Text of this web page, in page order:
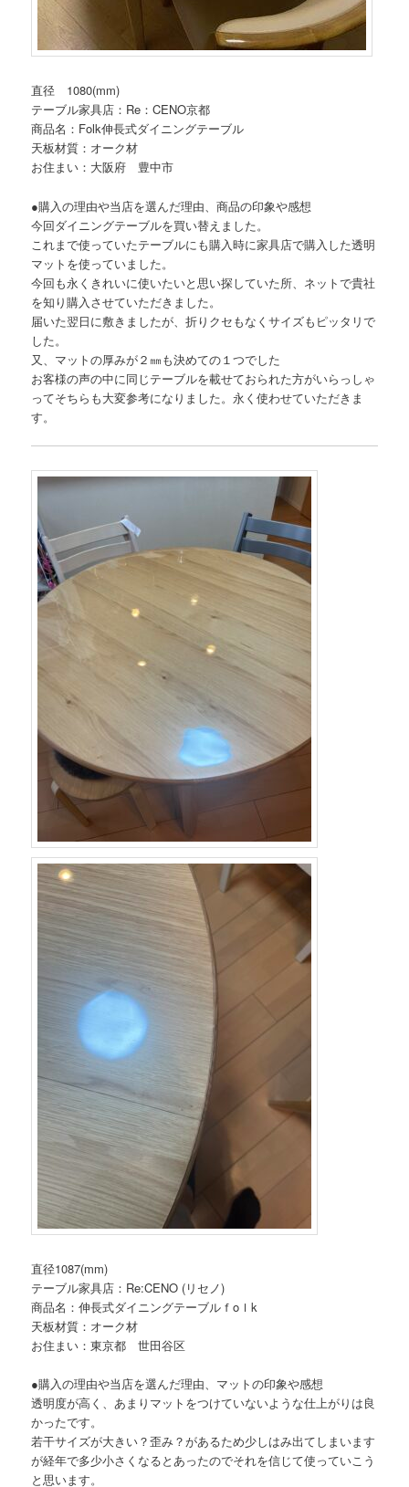
直径 1080(mm)
テーブル家具店：Re：CENO京都
商品名：Folk伸長式ダイニングテーブル
天板材質：オーク材
お住まい：大阪府 豊中市
●購入の理由や当店を選んだ理由、商品の印象や感想
今回ダイニングテーブルを買い替えました。
これまで使っていたテーブルにも購入時に家具店で購入した透明
マットを使っていました。
今回も永くきれいに使いたいと思い探していた所、ネットで貴社
を知り購入させていただきました。
届いた翌日に敷きましたが、折りクセもなくサイズもピッタリで
した。
又、マットの厚みが２㎜も決めての１つでした
お客様の声の中に同じテーブルを載せておられた方がいらっしゃ
ってそちらも大変参考になりました。永く使わせていただきま
す。
直径1087(mm)
テーブル家具店：Re:CENO (リセノ)
商品名：伸長式ダイニングテーブルｆoｌk
天板材質：オーク材
お住まい：東京都 世田谷区
●購入の理由や当店を選んだ理由、マットの印象や感想
透明度が高く、あまりマットをつけていないような仕上がりは良
かったです。
若干サイズが大きい？歪み？があるため少しはみ出てしまいます
が経年で多少小さくなるとあったのでそれを信じて使っていこう
と思います。